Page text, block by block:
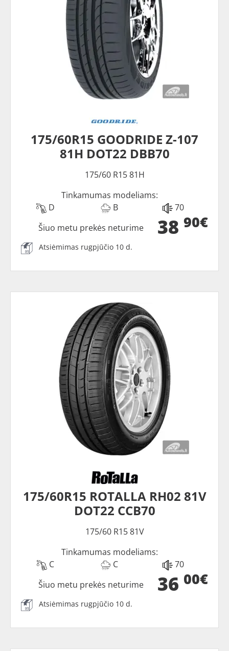
175/60R15 GOODRIDE Z-107
81H DOT22 DBB70
175/60 R15 81H
Tinkamumas modeliams:
D
B 70
38 90€
Šiuo metu prekės neturime
Atsiėmimas rugpjūčio 10 d.
175/60R15 ROTALLA RH02 81V
DOT22 CCB70
175/60 R15 81V
Tinkamumas modeliams:
C
C 70
36 00€
Šiuo metu prekės neturime
Atsiėmimas rugpjūčio 10 d.